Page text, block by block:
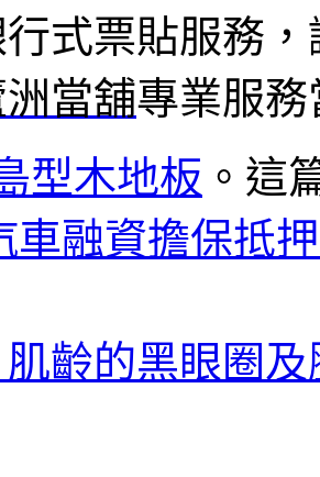
式票貼服務
當舖專業服
型木地板 。這
車融資擔保抵
齡的黑眼圈